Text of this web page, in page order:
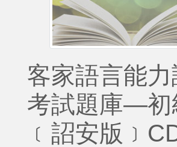
客家語言能力
考試題庫—初
﹝詔安版